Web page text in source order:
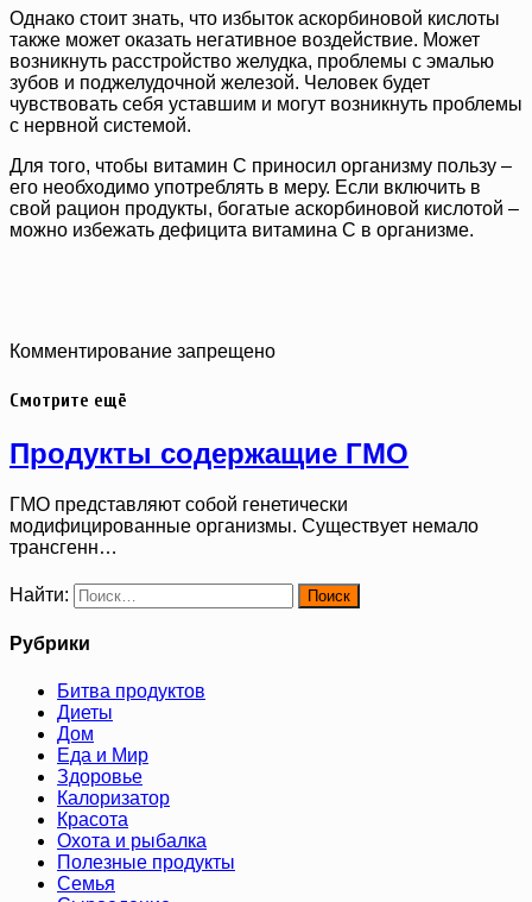
Однако стоит знать, что избыток аскорбиновой кислоты
также может оказать негативное воздействие. Может
возникнуть расстройство желудка, проблемы с эмалью
зубов и поджелудочной железой. Человек будет
чувствовать себя уставшим и могут возникнуть проблемы
с нервной системой.
Для того, чтобы витамин С приносил организму пользу –
его необходимо употреблять в меру. Если включить в
свой рацион продукты, богатые аскорбиновой кислотой –
можно избежать дефицита витамина С в организме.
Комментирование запрещено
Смотрите ещё
Продукты содержащие ГМО
ГМО представляют собой генетически
модифицированные организмы. Существует немало
трансгенн…
Найти:
Рубрики
Битва продуктов
Диеты
Дом
Еда и Мир
Здоровье
Калоризатор
Красота
Охота и рыбалка
Полезные продукты
Семья